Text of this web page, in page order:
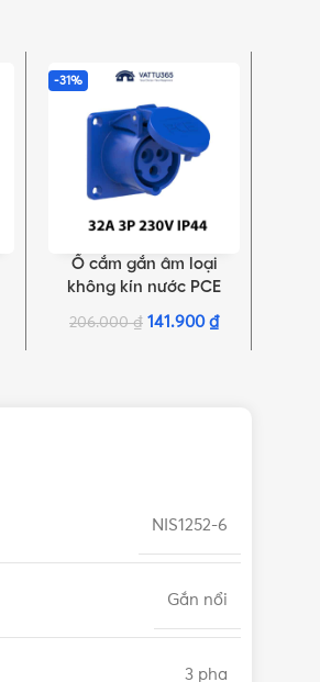
-31%
THÊM VÀO GIỎ HÀNG
Ổ cắm gắn âm loại
không kín nước PCE
dạng thẳng F323-6 | 3P
32A 230V 6H IP44
206.000₫ 141.900 ₫
NIS1252-6
Gắn nổi
3 pha